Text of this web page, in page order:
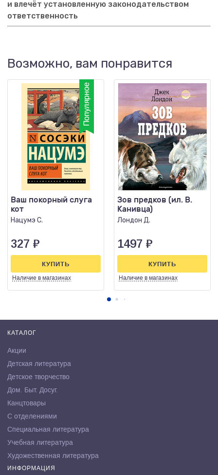
и влечёт установленную законодательством
ответственность
Возможно, вам понравится
Ваш покорный слуга
кот
Нацумэ С.
327 ₽
Наличие в магазинах
КУПИТЬ
Зов предков (ил. В.
Канивца)
Лондон Д.
1497 ₽
Наличие в магазинах
КУПИТЬ
КАТАЛОГ
Акции
Детская литература
Детское творчество
Дом. Быт. Досуг.
Канцтовары
С отделениями
Специальная литература
Учебная литература
Художественная литература
ИНФОРМАЦИЯ